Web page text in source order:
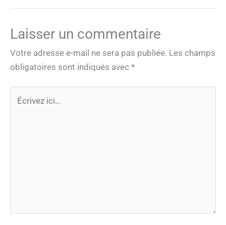
Laisser un commentaire
Votre adresse e-mail ne sera pas publiée. Les champs
obligatoires sont indiqués avec *